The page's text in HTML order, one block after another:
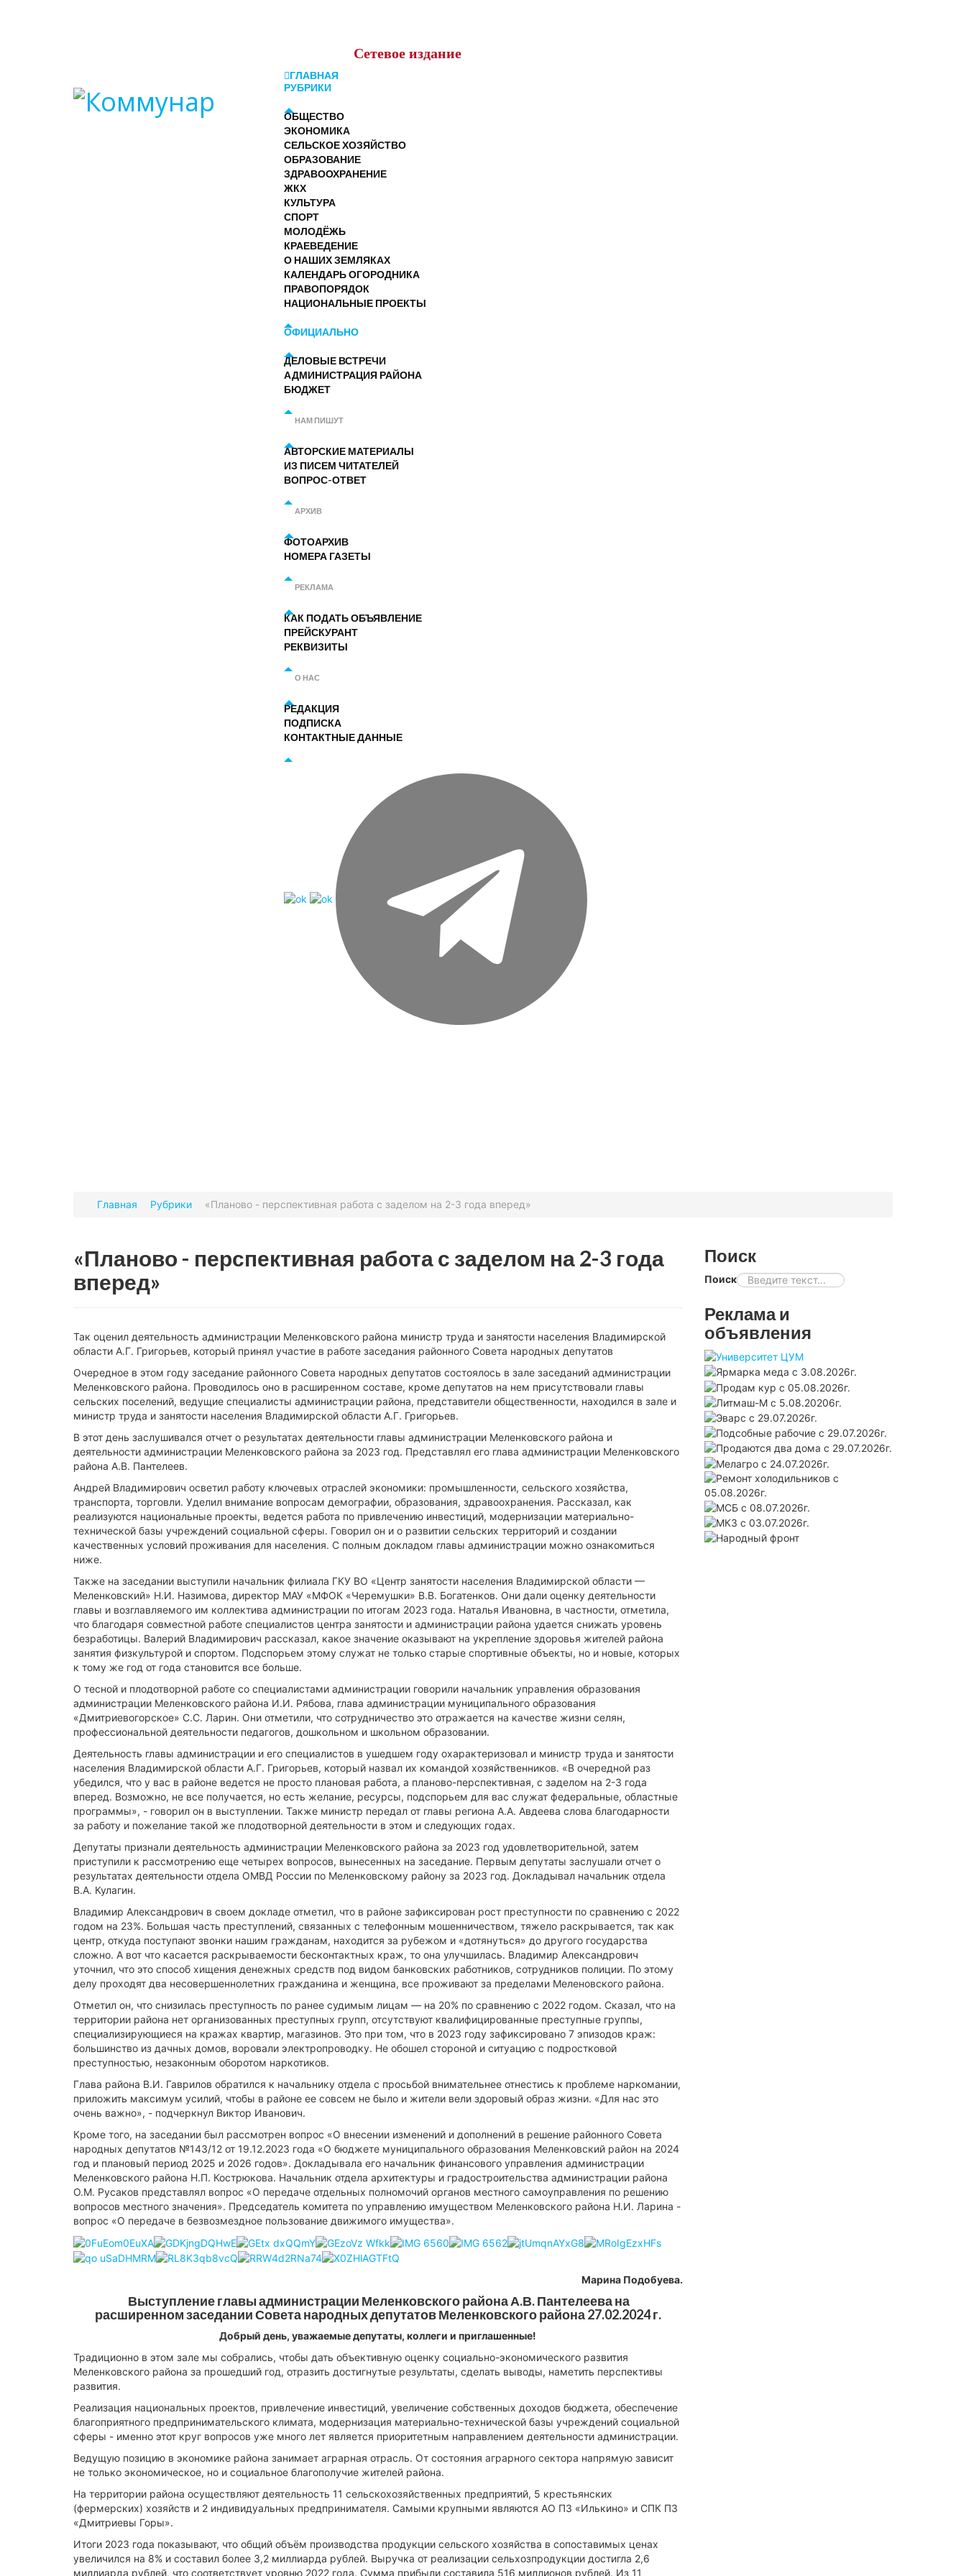
Сетевое издание
ГЛАВНАЯ
РУБРИКИ
ОБЩЕСТВО
ЭКОНОМИКА
СЕЛЬСКОЕ ХОЗЯЙСТВО
ОБРАЗОВАНИЕ
ЗДРАВООХРАНЕНИЕ
ЖКХ
КУЛЬТУРА
СПОРТ
МОЛОДЁЖЬ
КРАЕВЕДЕНИЕ
О НАШИХ ЗЕМЛЯКАХ
КАЛЕНДАРЬ ОГОРОДНИКА
ПРАВОПОРЯДОК
НАЦИОНАЛЬНЫЕ ПРОЕКТЫ
ОФИЦИАЛЬНО
ДЕЛОВЫЕ ВСТРЕЧИ
АДМИНИСТРАЦИЯ РАЙОНА
БЮДЖЕТ
НАМ ПИШУТ
АВТОРСКИЕ МАТЕРИАЛЫ
ИЗ ПИСЕМ ЧИТАТЕЛЕЙ
ВОПРОС-ОТВЕТ
АРХИВ
ФОТОАРХИВ
НОМЕРА ГАЗЕТЫ
РЕКЛАМА
КАК ПОДАТЬ ОБЪЯВЛЕНИЕ
ПРЕЙСКУРАНТ
РЕКВИЗИТЫ
О НАС
РЕДАКЦИЯ
ПОДПИСКА
КОНТАКТНЫЕ ДАННЫЕ
Главная Рубрики «Планово - перспективная работа с заделом на 2-3 года вперед»
«Планово - перспективная работа с заделом на 2-3 года
вперед»
Так оценил деятельность администрации Меленковского района министр труда и занятости населения Владимирской
области А.Г. Григорьев, который принял участие в работе заседания районного Совета народных депутатов
Очередное в этом году заседание районного Совета народных депутатов состоялось в зале заседаний администрации
Меленковского района. Проводилось оно в расширенном составе, кроме депутатов на нем присутствовали главы
сельских поселений, ведущие специалисты администрации района, представители общественности, находился в зале и
министр труда и занятости населения Владимирской области А.Г. Григорьев.
В этот день заслушивался отчет о результатах деятельности главы администрации Меленковского района и
деятельности администрации Меленковского района за 2023 год. Представлял его глава администрации Меленковского
района А.В. Пантелеев.
Андрей Владимирович осветил работу ключевых отраслей экономики: промышленности, сельского хозяйства,
транспорта, торговли. Уделил внимание вопросам демографии, образования, здравоохранения. Рассказал, как
реализуются национальные проекты, ведется работа по привлечению инвестиций, модернизации материально-
технической базы учреждений социальной сферы. Говорил он и о развитии сельских территорий и создании
качественных условий проживания для населения. С полным докладом главы администрации можно ознакомиться
ниже.
Также на заседании выступили начальник филиала ГКУ ВО «Центр занятости населения Владимирской области —
Меленковский» Н.И. Назимова, директор МАУ «МФОК «Черемушки» В.В. Богатенков. Они дали оценку деятельности
главы и возглавляемого им коллектива администрации по итогам 2023 года. Наталья Ивановна, в частности, отметила,
что благодаря совместной работе специалистов центра занятости и администрации района удается снижать уровень
безработицы. Валерий Владимирович рассказал, какое значение оказывают на укрепление здоровья жителей района
занятия физкультурой и спортом. Подспорьем этому служат не только старые спортивные объекты, но и новые, которых
к тому же год от года становится все больше.
О тесной и плодотворной работе со специалистами администрации говорили начальник управления образования
администрации Меленковского района И.И. Рябова, глава администрации муниципального образования
«Дмитриевогорское» С.С. Ларин. Они отметили, что сотрудничество это отражается на качестве жизни селян,
профессиональной деятельности педагогов, дошкольном и школьном образовании.
Деятельность главы администрации и его специалистов в ушедшем году охарактеризовал и министр труда и занятости
населения Владимирской области А.Г. Григорьев, который назвал их командой хозяйственников. «В очередной раз
убедился, что у вас в районе ведется не просто плановая работа, а планово-перспективная, с заделом на 2-3 года
вперед. Возможно, не все получается, но есть желание, ресурсы, подспорьем для вас служат федеральные, областные
программы», - говорил он в выступлении. Также министр передал от главы региона А.А. Авдеева слова благодарности
за работу и пожелание такой же плодотворной деятельности в этом и следующих годах.
Депутаты признали деятельность администрации Меленковского района за 2023 год удовлетворительной, затем
приступили к рассмотрению еще четырех вопросов, вынесенных на заседание. Первым депутаты заслушали отчет о
результатах деятельности отдела ОМВД России по Меленковскому району за 2023 год. Докладывал начальник отдела
В.А. Кулагин.
Владимир Александрович в своем докладе отметил, что в районе зафиксирован рост преступности по сравнению с 2022
годом на 23%. Большая часть преступлений, связанных с телефонным мошенничеством, тяжело раскрывается, так как
центр, откуда поступают звонки нашим гражданам, находится за рубежом и «дотянуться» до другого государства
сложно. А вот что касается раскрываемости бесконтактных краж, то она улучшилась. Владимир Александрович
уточнил, что это способ хищения денежных средств под видом банковских работников, сотрудников полиции. По этому
делу проходят два несовершеннолетних гражданина и женщина, все проживают за пределами Меленовского района.
Отметил он, что снизилась преступность по ранее судимым лицам — на 20% по сравнению с 2022 годом. Сказал, что на
территории района нет организованных преступных групп, отсутствуют квалифицированные преступные группы,
специализирующиеся на кражах квартир, магазинов. Это при том, что в 2023 году зафиксировано 7 эпизодов краж:
большинство из дачных домов, воровали электропроводку. Не обошел стороной и ситуацию с подростковой
преступностью, незаконным оборотом наркотиков.
Глава района В.И. Гаврилов обратился к начальнику отдела с просьбой внимательнее отнестись к проблеме наркомании,
приложить максимум усилий, чтобы в районе ее совсем не было и жители вели здоровый образ жизни. «Для нас это
очень важно», - подчеркнул Виктор Иванович.
Кроме того, на заседании был рассмотрен вопрос «О внесении изменений и дополнений в решение районного Совета
народных депутатов №143/12 от 19.12.2023 года «О бюджете муниципального образования Меленковский район на 2024
год и плановый период 2025 и 2026 годов». Докладывала его начальник финансового управления администрации
Меленковского района Н.П. Кострюкова. Начальник отдела архитектуры и градостроительства администрации района
О.М. Русаков представлял вопрос «О передаче отдельных полномочий органов местного самоуправления по решению
вопросов местного значения». Председатель комитета по управлению имуществом Меленковского района Н.И. Ларина -
вопрос «О передаче в безвозмездное пользование движимого имущества».
Марина Подобуева.
Выступление главы администрации Меленковского района А.В. Пантелеева на
расширенном заседании Совета народных депутатов Меленковского района 27.02.2024 г.
Добрый день, уважаемые депутаты, коллеги и приглашенные!
Традиционно в этом зале мы собрались, чтобы дать объективную оценку социально-экономического развития
Меленковского района за прошедший год, отразить достигнутые результаты, сделать выводы, наметить перспективы
развития.
Реализация национальных проектов, привлечение инвестиций, увеличение собственных доходов бюджета, обеспечение
благоприятного предпринимательского климата, модернизация материально-технической базы учреждений социальной
сферы - именно этот круг вопросов уже много лет является приоритетным направлением деятельности администрации.
Ведущую позицию в экономике района занимает аграрная отрасль. От состояния аграрного сектора напрямую зависит
не только экономическое, но и социальное благополучие жителей района.
На территории района осуществляют деятельность 11 сельскохозяйственных предприятий, 5 крестьянских
(фермерских) хозяйств и 2 индивидуальных предпринимателя. Самыми крупными являются АО ПЗ «Илькино» и СПК ПЗ
«Дмитриевы Горы».
Итоги 2023 года показывают, что общий объём производства продукции сельского хозяйства в сопоставимых ценах
увеличился на 8% и составил более 3,2 миллиарда рублей. Выручка от реализации сельхозпродукции достигла 2,6
миллиарда рублей, что соответствует уровню 2022 года. Сумма прибыли составила 516 миллионов рублей. Из 11
Поиск
Поиск
Реклама и
объявления